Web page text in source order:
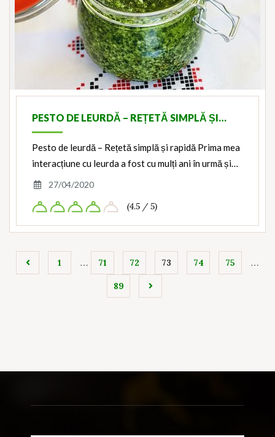
PESTO DE LEURDĂ – REȚETĂ SIMPLĂ ȘI…
Pesto de leurdă – Rețetă simplă și rapidă Prima mea
interacțiune cu leurda a fost cu mulți ani în urmă și…
27/04/2020
(4.5 / 5)
1 … 71 72 73 74 75 …
89